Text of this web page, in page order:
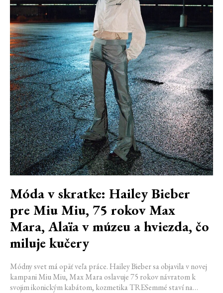
Móda v skratke: Hailey Bieber
pre Miu Miu, 75 rokov Max
Mara, Alaïa v múzeu a hviezda, čo
miluje kučery
Módny svet má opäť veľa práce. Hailey Bieber sa objavila v novej
kampani Miu Miu, Max Mara oslavuje 75 rokov návratom k
svojim ikonickým kabátom, kozmetika TRESemmé staví na